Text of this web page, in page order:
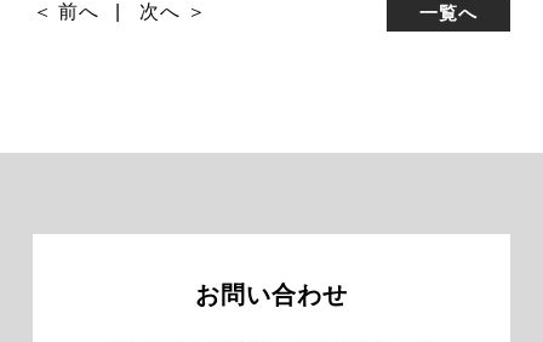
＜ 前へ 次へ ＞ 一覧へ
お問い合わせ